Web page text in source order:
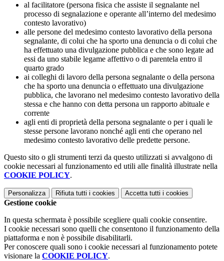
al facilitatore (persona fisica che assiste il segnalante nel
processo di segnalazione e operante all’interno del medesimo
contesto lavorativo)
alle persone del medesimo contesto lavorativo della persona
segnalante, di colui che ha sporto una denuncia o di colui che
ha effettuato una divulgazione pubblica e che sono legate ad
essi da uno stabile legame affettivo o di parentela entro il
quarto grado
ai colleghi di lavoro della persona segnalante o della persona
che ha sporto una denuncia o effettuato una divulgazione
pubblica, che lavorano nel medesimo contesto lavorativo della
stessa e che hanno con detta persona un rapporto abituale e
corrente
agli enti di proprietà della persona segnalante o per i quali le
stesse persone lavorano nonché agli enti che operano nel
medesimo contesto lavorativo delle predette persone.
Questo sito o gli strumenti terzi da questo utilizzati si avvalgono di
cookie necessari al funzionamento ed utili alle finalità illustrate nella
COOKIE POLICY.
Personalizza Rifiuta tutti i cookies Accetta tutti i cookies
Gestione cookie
In questa schermata è possibile scegliere quali cookie consentire.
I cookie necessari sono quelli che consentono il funzionamento della
piattaforma e non è possibile disabilitarli.
Per conoscere quali sono i cookie necessari al funzionamento potete
visionare la COOKIE POLICY.